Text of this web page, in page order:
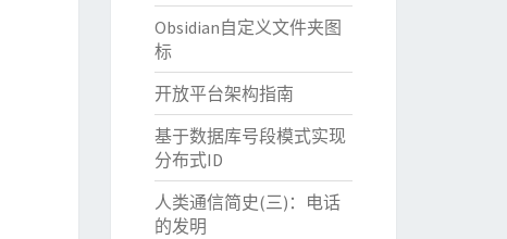
Obsidian自定义文件夹图
标
开放平台架构指南
基于数据库号段模式实现
分布式ID
人类通信简史(三)：电话
的发明